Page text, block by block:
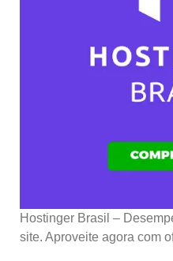
Hostinger Brasil –
site. Aproveite agora com